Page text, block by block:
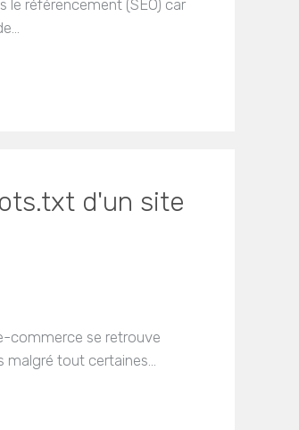
le référencement (SEO) car
d'un site
commerce se retrouve
malgré tout certaines…